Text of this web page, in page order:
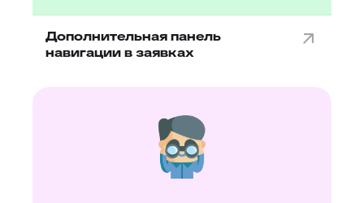
Дополнительная панель
навигации в заявках